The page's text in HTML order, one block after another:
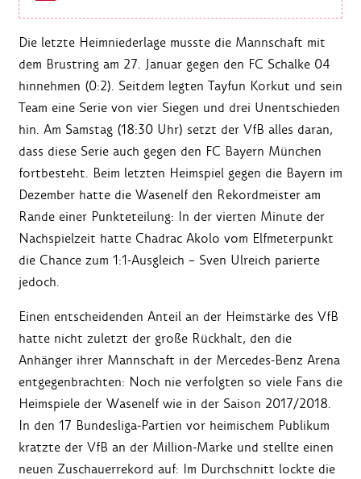
Die letzte Heimniederlage musste die Mannschaft mit
dem Brustring am 27. Januar gegen den FC Schalke 04
hinnehmen (0:2). Seitdem legten Tayfun Korkut und sein
Team eine Serie von vier Siegen und drei Unentschieden
hin. Am Samstag (18:30 Uhr) setzt der VfB alles daran,
dass diese Serie auch gegen den FC Bayern München
fortbesteht. Beim letzten Heimspiel gegen die Bayern im
Dezember hatte die Wasenelf den Rekordmeister am
Rande einer Punkteteilung: In der vierten Minute der
Nachspielzeit hatte Chadrac Akolo vom Elfmeterpunkt
die Chance zum 1:1-Ausgleich – Sven Ulreich parierte
jedoch.
Einen entscheidenden Anteil an der Heimstärke des VfB
hatte nicht zuletzt der große Rückhalt, den die
Anhänger ihrer Mannschaft in der Mercedes-Benz Arena
entgegenbrachten: Noch nie verfolgten so viele Fans die
Heimspiele der Wasenelf wie in der Saison 2017/2018.
In den 17 Bundesliga-Partien vor heimischem Publikum
kratzte der VfB an der Million-Marke und stellte einen
neuen Zuschauerrekord auf: Im Durchschnitt lockte die